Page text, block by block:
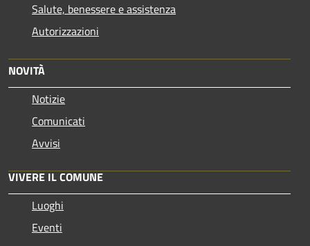
Salute, benessere e assistenza
Autorizzazioni
NOVITÀ
Notizie
Comunicati
Avvisi
VIVERE IL COMUNE
Luoghi
Eventi